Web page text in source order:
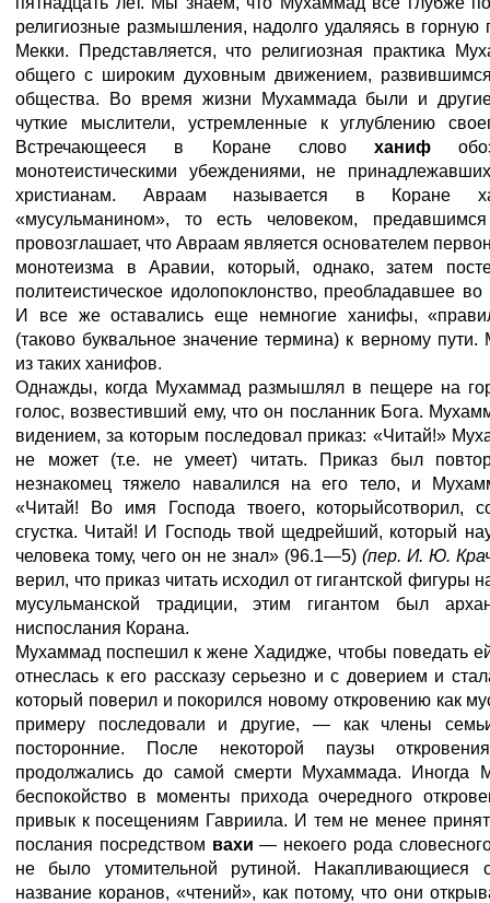
религиозные размышления, надолго удаляясь в
Мекки. Представляется, что религиозная практика
общего с широким духовным движением, развившимся
общества. Во время жизни Мухаммада были и
чуткие мыслители, устремленные к углублению
Встречающееся в Коране словоханиф
монотеистическими убеждениями, не
христианам. Авраам называется в Коране
«мусульманином», то есть человеком,
провозглашает, что Авраам является основателем
монотеизма в Аравии, который, однако, затем
политеистическое идолопоклонство, преобладавшее
И все же оставались еще немногие ханифы,
(таково буквальное значение термина) к верному
из таких ханифов.
Однажды, когда Мухаммад размышлял в пещере на
голос, возвестивший ему, что он посланник Бога.
видением, за которым последовал приказ: «Читай!»
не может (т.е. не умеет) читать. Приказ был
незнакомец тяжело навалился на его тело, и
«Читай! Во имя Господа твоего, которыйсотворил,
сгустка. Читай! И Господь твой щедрейший, который
человека тому, чего он не знал» (96.1—5) (пер. И. Ю.
верил, что приказ читать исходил от гигантской фигуры
мусульманской традиции, этим гигантом был
ниспослания Корана.
Мухаммад поспешил к жене Хадидже, чтобы поведать
отнеслась к его рассказу серьезно и с доверием и
который поверил и покорился новому откровению как
примеру последовали и другие, — как члены
посторонние. После некоторой паузы
продолжались до самой смерти Мухаммада. Иногда
беспокойство в моменты прихода очередного
привык к посещениям Гавриила. И тем не менее
послания посредством вахи— некоего рода
не было утомительной рутиной. Накапливающиеся
название коранов, «чтений», как потому, что они